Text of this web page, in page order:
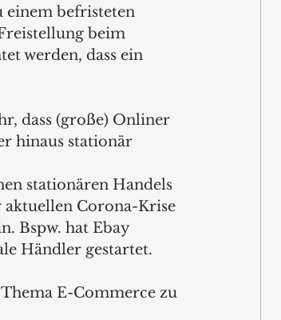
einem befristeten
beim
werden, dass ein
dass (große) Onliner
hinaus stationär
stationären Handels
aktuellen Corona-Krise
Bspw. hat Ebay
Händler gestartet.
E-Commerce zu